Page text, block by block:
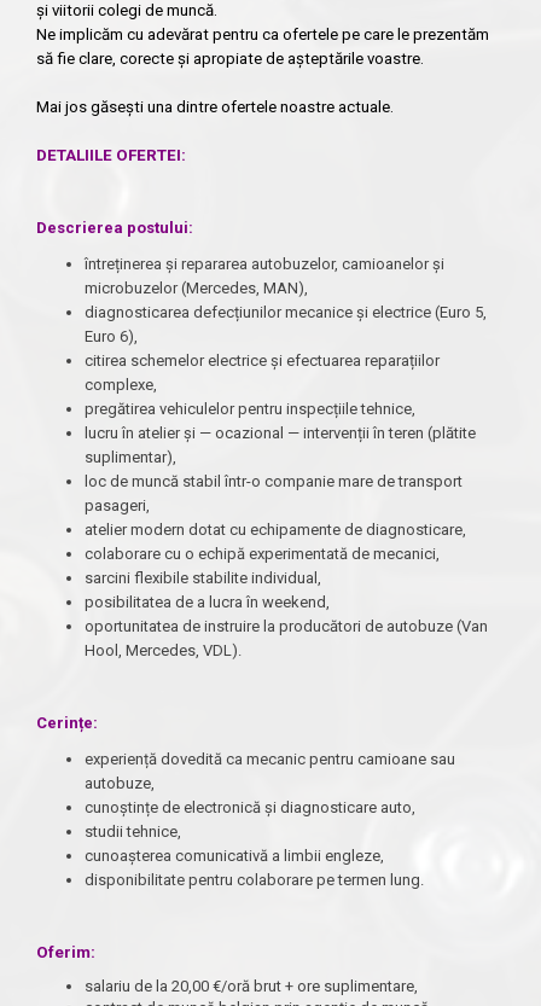
și viitorii colegi de muncă.
Ne implicăm cu adevărat pentru ca ofertele pe care le prezentăm
să fie clare, corecte și apropiate de așteptările voastre.
Mai jos găsești una dintre ofertele noastre actuale.
DETALIILE OFERTEI:
Descrierea postului:
întreținerea și repararea autobuzelor, camioanelor și
microbuzelor (Mercedes, MAN),
diagnosticarea defecțiunilor mecanice și electrice (Euro 5,
Euro 6),
citirea schemelor electrice și efectuarea reparațiilor
complexe,
pregătirea vehiculelor pentru inspecțiile tehnice,
lucru în atelier și — ocazional — intervenții în teren (plătite
suplimentar),
loc de muncă stabil într-o companie mare de transport
pasageri,
atelier modern dotat cu echipamente de diagnosticare,
colaborare cu o echipă experimentată de mecanici,
sarcini flexibile stabilite individual,
posibilitatea de a lucra în weekend,
oportunitatea de instruire la producători de autobuze (Van
Hool, Mercedes, VDL).
Cerințe:
experiență dovedită ca mecanic pentru camioane sau
autobuze,
cunoștințe de electronică și diagnosticare auto,
studii tehnice,
cunoașterea comunicativă a limbii engleze,
disponibilitate pentru colaborare pe termen lung.
Oferim:
salariu de la 20,00 €/oră brut + ore suplimentare,